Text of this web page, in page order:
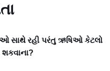
સાથે રહી પરંતુ ઋષિઓ કેટલો